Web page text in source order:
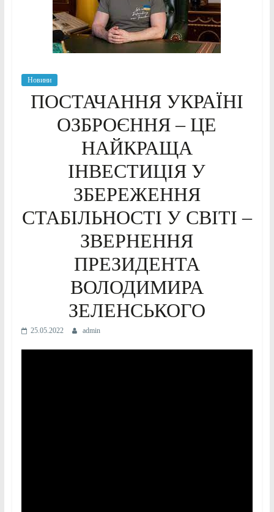
Новини
ПОСТАЧАННЯ УКРАЇНІ
ОЗБРОЄННЯ – ЦЕ
НАЙКРАЩА
ІНВЕСТИЦІЯ У
ЗБЕРЕЖЕННЯ
СТАБІЛЬНОСТІ У СВІТІ –
ЗВЕРНЕННЯ
ПРЕЗИДЕНТА
ВОЛОДИМИРА
ЗЕЛЕНСЬКОГО
25.05.2022 admin